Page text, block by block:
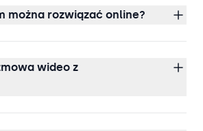
można rozwiązać online?
wideo z